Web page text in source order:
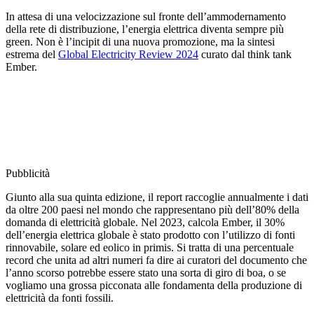
In attesa di una velocizzazione sul fronte dell’ammodernamento
della rete di distribuzione, l’energia elettrica diventa sempre più
green. Non è l’incipit di una nuova promozione, ma la sintesi
estrema del Global Electricity Review 2024 curato dal think tank
Ember.
Pubblicità
Giunto alla sua quinta edizione, il report raccoglie annualmente i dati
da oltre 200 paesi nel mondo che rappresentano più dell’80% della
domanda di elettricità globale. Nel 2023, calcola Ember, il 30%
dell’energia elettrica globale è stato prodotto con l’utilizzo di fonti
rinnovabile, solare ed eolico in primis. Si tratta di una percentuale
record che unita ad altri numeri fa dire ai curatori del documento che
l’anno scorso potrebbe essere stato una sorta di giro di boa, o se
vogliamo una grossa picconata alle fondamenta della produzione di
elettricità da fonti fossili.